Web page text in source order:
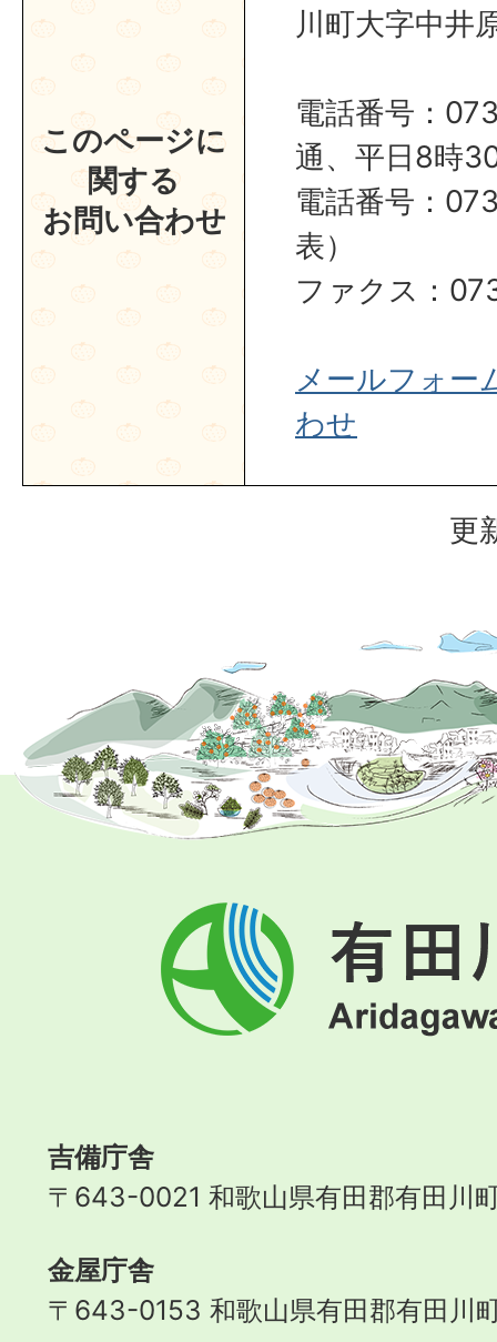
このページに
関する
お問い合わせ
川町大字中井
電話番号：
通、平日8時
電話番号：
表）
ファクス：
メールフォー
わせ
更
有
田
川
町
吉備庁舎
〒643-0021 和歌山県有田郡有田川
金屋庁舎
〒643-0153 和歌山県有田郡有田川